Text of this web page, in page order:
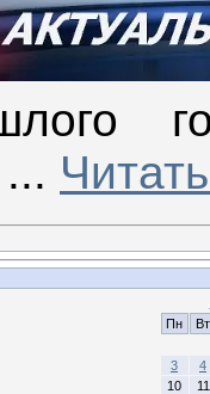
...
Пн
Вт
3
4
10
11